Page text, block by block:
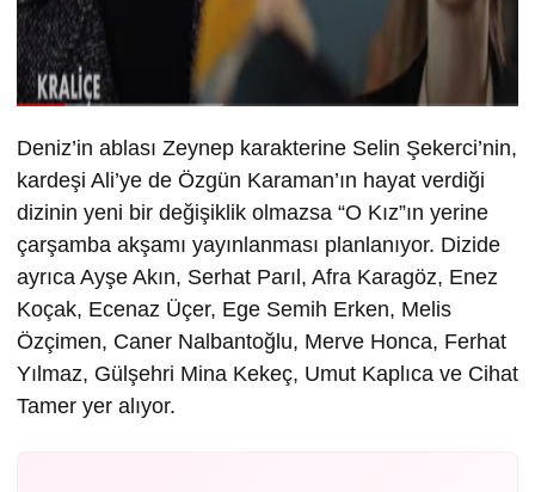
Deniz’in ablası Zeynep karakterine Selin Şekerci’nin,
kardeşi Ali’ye de Özgün Karaman’ın hayat verdiği
dizinin yeni bir değişiklik olmazsa “O Kız”ın yerine
çarşamba akşamı yayınlanması planlanıyor. Dizide
ayrıca Ayşe Akın, Serhat Parıl, Afra Karagöz, Enez
Koçak, Ecenaz Üçer, Ege Semih Erken, Melis
Özçimen, Caner Nalbantoğlu, Merve Honca, Ferhat
Yılmaz, Gülşehri Mina Kekeç, Umut Kaplıca ve Cihat
Tamer yer alıyor.